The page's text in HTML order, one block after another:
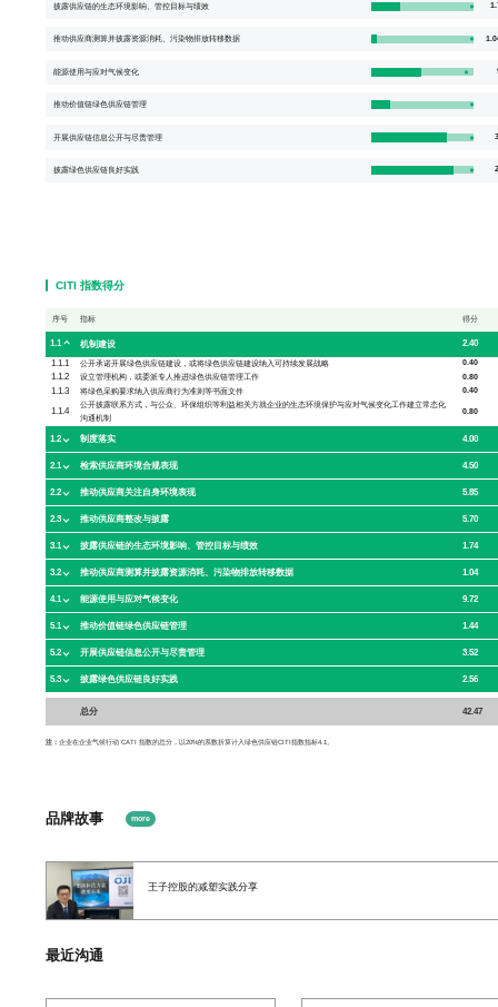
披露供应链的生态环境影响、管控目标与绩效
推动供应商测算并披露资源消耗、污染物排放转移数据
能源使用与应对气候变化
推动价值链绿色供应链管理
开展供应链信息公开与尽责管理
披露绿色供应链良好实践
CITI 指数得分
序号 指标 得分
1.1 机制建设
2.40
1.1.1
公开承诺开展绿色供应链建设，或将绿色供应链建设纳入可持续发展战略 0.40
1.1.2 设立管理机构，或委派专人推进绿色供应链管理工作 0.80
1.1.3 将绿色采购要求纳入供应商行为准则等书面文件 0.40
1.1.4
公开披露联系方式，与公众、环保组织等利益相关方就企业的生态环境保护与应对气候变化工作建立常态化
沟通机制
0.80
1.2 制度落实 4.00
2.1 检索供应商环境合规表现 4.50
2.2 推动供应商关注自身环境表现 5.85
2.3 推动供应商整改与披露 5.70
3.1 披露供应链的生态环境影响、管控目标与绩效 1.74
3.2 推动供应商测算并披露资源消耗、污染物排放转移数据 1.04
4.1 能源使用与应对气候变化 9.72
5.1 推动价值链绿色供应链管理 1.44
5.2 开展供应链信息公开与尽责管理 3.52
5.3 披露绿色供应链良好实践 2.56
总分 42.47
注： 企业在企业气候行动 CATI 指数的总分，以20%的系数折算计入绿色供应链CITI指数指标4.1。
品牌故事 more
王子控股的减塑实践分享
最近沟通